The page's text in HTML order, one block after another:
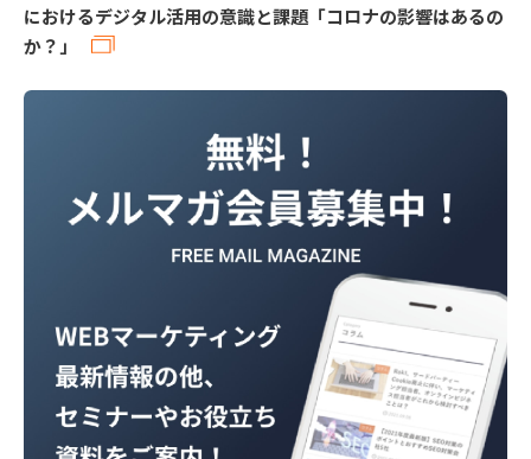
におけるデジタル活用の意識と課題「コロナの影響はあるの
か？」